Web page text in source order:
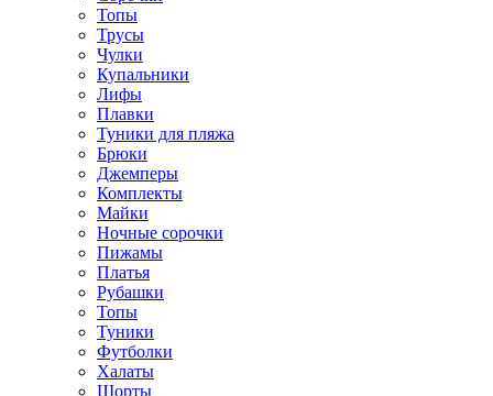
Топы
Трусы
Чулки
Купальники
Лифы
Плавки
Туники для пляжа
Брюки
Джемперы
Комплекты
Майки
Ночные сорочки
Пижамы
Платья
Рубашки
Топы
Туники
Футболки
Халаты
Шорты